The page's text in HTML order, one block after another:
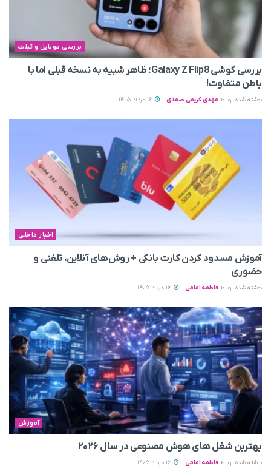
بررسی موبایل و تبلت
بررسی گوشی Galaxy Z Flip8؛ ظاهر شبیه به نسخه قبلی اما با
باطن متفاوت!
نوشته شده توسط مهدی کریمی صمدی
اخبار داخلی
آموزش مسدود کردن کارت بانکی + روش‌های آنلاین، تلفنی و
حضوری
نوشته شده توسط فاطمه امامی
آموزش
بهترین شغل های هوش مصنوعی در سال ۲۰۲۶
نوشته شده توسط فاطمه امامی